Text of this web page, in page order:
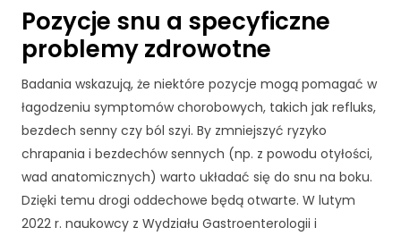
Pozycje snu a specyficzne
problemy zdrowotne
Badania wskazują, że niektóre pozycje mogą pomagać w
łagodzeniu symptomów chorobowych, takich jak refluks,
bezdech senny czy ból szyi. By zmniejszyć ryzyko
chrapania i bezdechów sennych (np. z powodu otyłości,
wad anatomicznych) warto układać się do snu na boku.
Dzięki temu drogi oddechowe będą otwarte. W lutym
2022 r. naukowcy z Wydziału Gastroenterologii i
li
c
o
ki
e
,
e
kt
ó